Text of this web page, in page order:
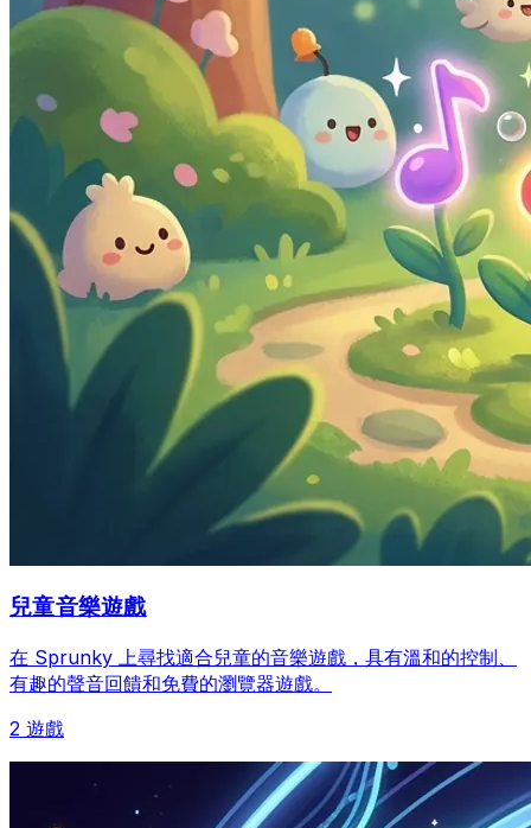
兒童音樂遊戲
在 Sprunky 上尋找適合兒童的音樂遊戲，具有溫和的控制、
有趣的聲音回饋和免費的瀏覽器遊戲。
2 遊戲